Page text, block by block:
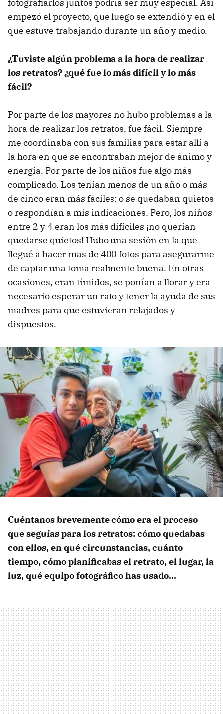
fotografiarlos juntos podría ser muy especial. Así
empezó el proyecto, que luego se extendió y en el
que estuve trabajando durante un año y medio.
¿Tuviste algún problema a la hora de realizar
los retratos? ¿qué fue lo más difícil y lo más
fácil?
Por parte de los mayores no hubo problemas a la
hora de realizar los retratos, fue fácil. Siempre
me coordinaba con sus familias para estar allí a
la hora en que se encontraban mejor de ánimo y
energía. Por parte de los niños fue algo más
complicado. Los tenían menos de un año o más
de cinco eran más fáciles: o se quedaban quietos
o respondían a mis indicaciones. Pero, los niños
entre 2 y 4 eran los más difíciles ¡no querían
quedarse quietos! Hubo una sesión en la que
llegué a hacer mas de 400 fotos para asegurarme
de captar una toma realmente buena. En otras
ocasiones, eran tímidos, se ponían a llorar y era
necesario esperar un rato y tener la ayuda de sus
madres para que estuvieran relajados y
dispuestos.
Cuéntanos brevemente cómo era el proceso
que seguías para los retratos: cómo quedabas
con ellos, en qué circunstancias, cuánto
tiempo, cómo planificabas el retrato, el lugar, la
luz, qué equipo fotográfico has usado...